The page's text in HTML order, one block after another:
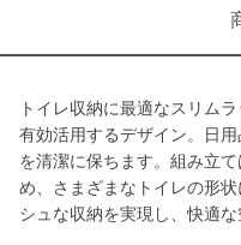
トイレ収納に最適なスリム
有効活用するデザイン。日
を清潔に保ちます。組み立
め、さまざまなトイレの形
シュな収納を実現し、快適